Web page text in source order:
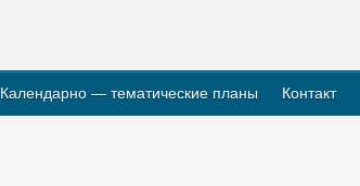
Календарно — тематические планы Контакт